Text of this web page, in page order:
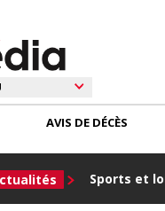
Sports et
AVIS DE DÉCÈS